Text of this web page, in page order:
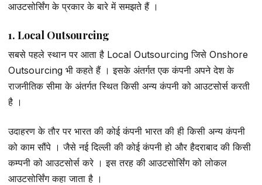
आउटसोर्सिंग के प्रकार के बारे में समझते हैं ।
1. Local Outsourcing
सबसे पहले स्थान पर आता है Local Outsourcing जिसे Onshore
Outsourcing भी कहते हैं । इसके अंतर्गत एक कंपनी अपने देश के
राजनीतिक सीमा के अंतर्गत स्थित किसी अन्य कंपनी को आउटसोर्स करती
है ।
उदाहरण के तौर पर भारत की कोई कंपनी भारत की ही किसी अन्य कंपनी
को काम सौंपे । जैसे नई दिल्ली की कोई कंपनी हो और हैदराबाद की किसी
कम्पनी को आउटसोर्स करे । इस तरह की आउटसोर्सिंग को लोकल
आउटसोर्सिंग कहा जाता है ।